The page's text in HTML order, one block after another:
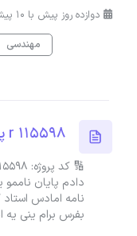
دوازده روز پیش با 10 پیشنهاد رسیده
مهندسی
115598 r پروژه متلب و پلکسیس
دادم پایان
بفرس برام ینی یه